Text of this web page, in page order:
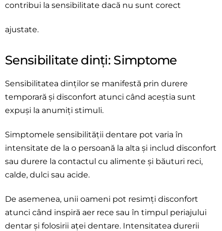
contribui la sensibilitate dacă nu sunt corect
ajustate.
Sensibilitate dinți: Simptome
Sensibilitatea dinților se manifestă prin durere
temporară și disconfort atunci când aceștia sunt
expuși la anumiți stimuli.
Simptomele sensibilității dentare pot varia în
intensitate de la o persoană la alta și includ disconfort
sau durere la contactul cu alimente și băuturi reci,
calde, dulci sau acide.
De asemenea, unii oameni pot resimți disconfort
atunci când inspiră aer rece sau în timpul periajului
dentar și folosirii aței dentare. Intensitatea durerii